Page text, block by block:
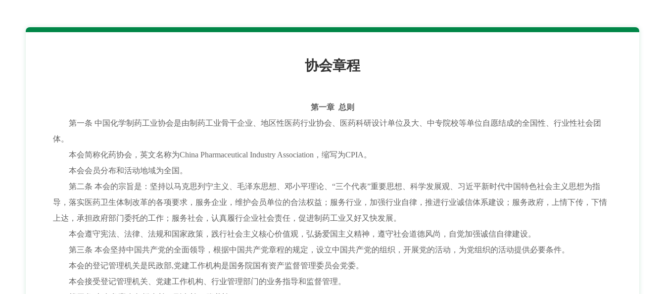
协会章程
第一章 总则
第一条 中国化学制药工业协会是由制药工业骨干企业、地区性医药行业协会、医药科研设计单位及大、中专院校等单位自愿结成的全国性、行业性社会团
体。
本会简称化药协会，英文名称为China Pharmaceutical Industry Association，缩写为CPIA。
本会会员分布和活动地域为全国。
第二条 本会的宗旨是：坚持以马克思列宁主义、毛泽东思想、邓小平理论、“三个代表”重要思想、科学发展观、习近平新时代中国特色社会主义思想为指
导，落实医药卫生体制改革的各项要求，服务企业，维护会员单位的合法权益；服务行业，加强行业自律，推进行业诚信体系建设；服务政府，上情下传，下情
上达，承担政府部门委托的工作；服务社会，认真履行企业社会责任，促进制药工业又好又快发展。
本会遵守宪法、法律、法规和国家政策，践行社会主义核心价值观，弘扬爱国主义精神，遵守社会道德风尚，自觉加强诚信自律建设。
第三条 本会坚持中国共产党的全面领导，根据中国共产党章程的规定，设立中国共产党的组织，开展党的活动，为党组织的活动提供必要条件。
本会的登记管理机关是民政部,党建工作机构是国务院国有资产监督管理委员会党委。
本会接受登记管理机关、党建工作机构、行业管理部门的业务指导和监督管理。